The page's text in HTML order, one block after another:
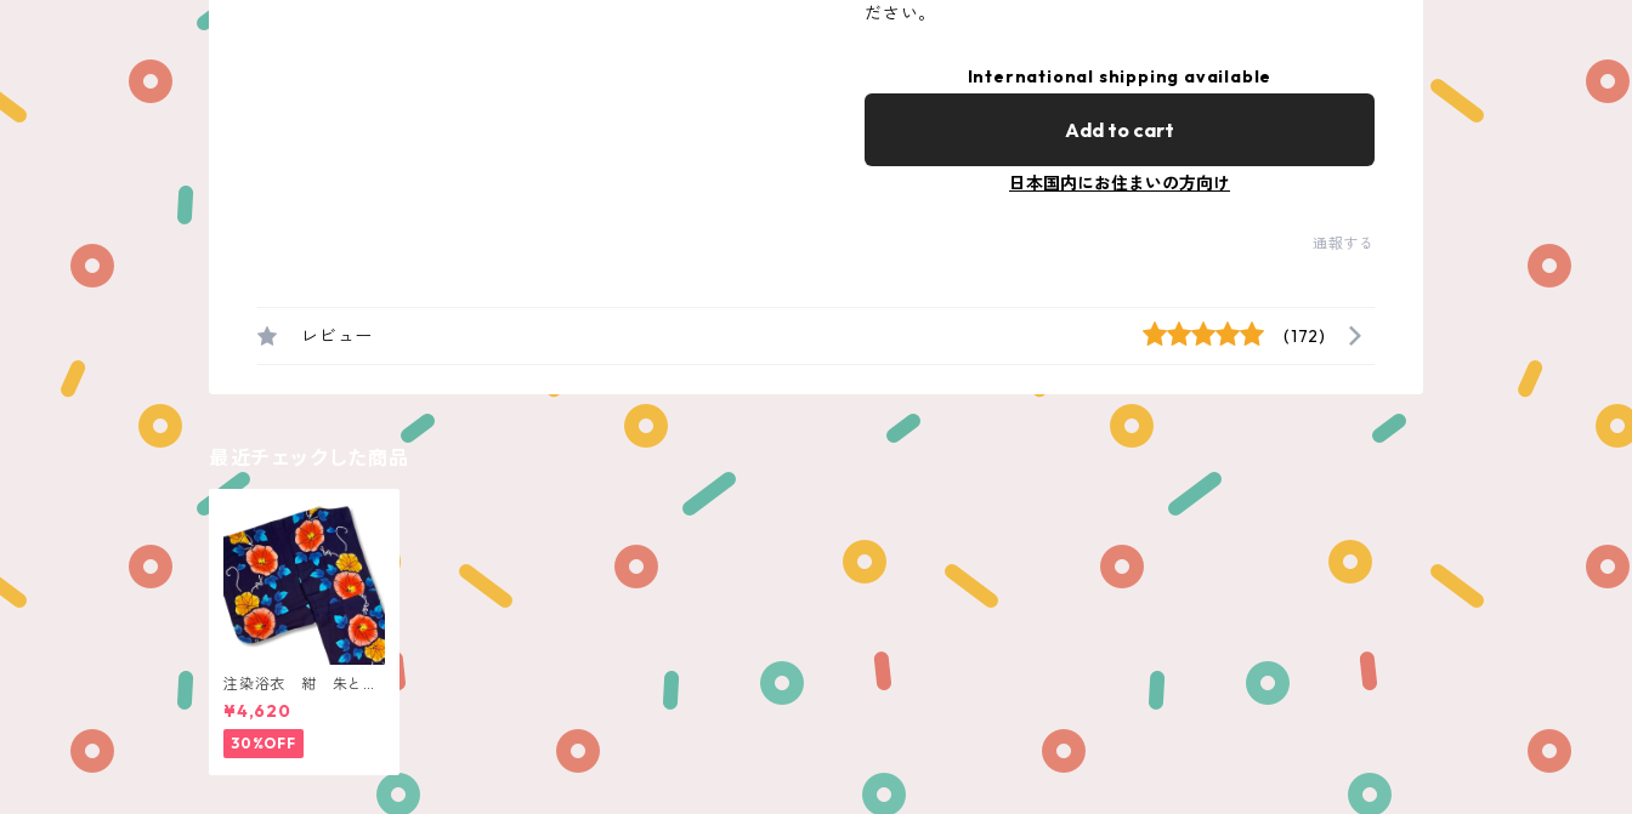
ださい。
International shipping available
Add to cart
日本国内にお住まいの方向け
通報する
レビュー (172)
注染浴衣 紺 朱と橙
色の朝顔
¥4,620
30%OFF